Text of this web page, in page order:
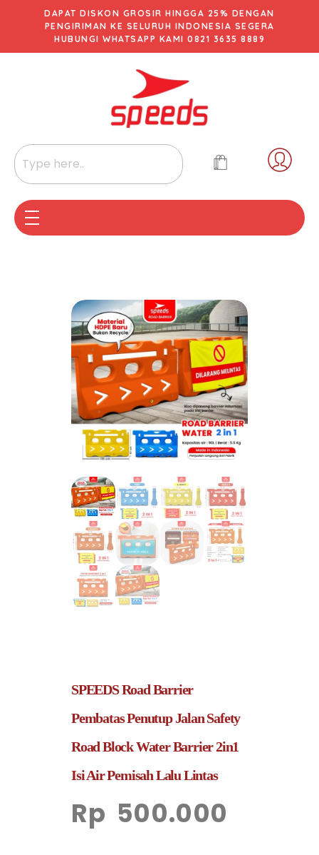
DAPAT DISKON GROSIR HINGGA 25% DENGAN
PENGIRIMAN KE SELURUH INDONESIA SEGERA
HUBUNGI WHATSAPP KAMI 0821 3635 8889
SPEEDS Road Barrier
Pembatas Penutup Jalan Safety
Road Block Water Barrier 2in1
Isi Air Pemisah Lalu Lintas
Rp 500.000